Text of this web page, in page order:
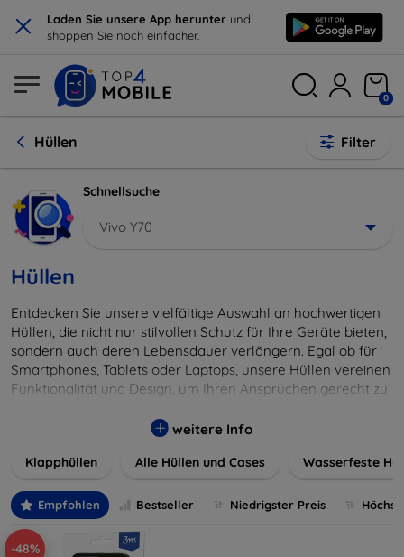
× Laden Sie unsere App herunter und
shoppen Sie noch einfacher.
0
Hüllen Filter
Schnellsuche
Vivo Y70
Hüllen
Entdecken Sie unsere vielfältige Auswahl an hochwertigen
Hüllen, die nicht nur stilvollen Schutz für Ihre Geräte bieten,
sondern auch deren Lebensdauer verlängern. Egal ob für
Smartphones, Tablets oder Laptops, unsere Hüllen vereinen
Funktionalität und Design, um Ihren Ansprüchen gerecht zu
Farben, um Ihren persönlichen Stil perfekt zu
weitere Info
Klapphüllen Alle Hüllen und Cases Wasserfeste
Empfohlen Bestseller Niedrigster Preis
-48%